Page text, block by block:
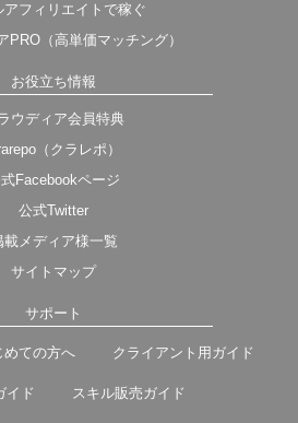
アフィリエイトで稼ぐ
PRO（高単価マッチング）
お役立ち情報
ウディア会員特典
（クラレポ）
Facebookページ
公式Twitter
載メディア様一覧
サイトマップ
サポート
めての方へ クライアント用ガイド
イド スキル販売ガイド